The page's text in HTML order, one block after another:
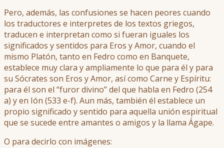
Pero, además, las confusiones se hacen peores cuando
los traductores e interpretes de los textos griegos,
traducen e interpretan como si fueran iguales los
significados y sentidos para Eros y Amor, cuando el
mismo Platón, tanto en Fedro como en Banquete,
establece muy clara y ampliamente lo que para él y para
su Sócrates son Eros y Amor, así como Carne y Espíritu:
para él son el “furor divino” del que habla en Fedro (254
a) y en Ión (533 e-f). Aun más, también él establece un
propio significado y sentido para aquella unión espiritual
que se sucede entre amantes o amigos y la llama Ágape.
O para decirlo con imágenes: